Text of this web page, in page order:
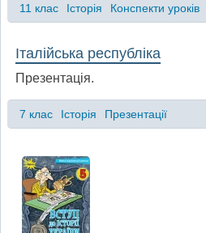
11 клас Історія Конспекти уроків
Італійська республіка
Презентація.
7 клас Історія Презентації